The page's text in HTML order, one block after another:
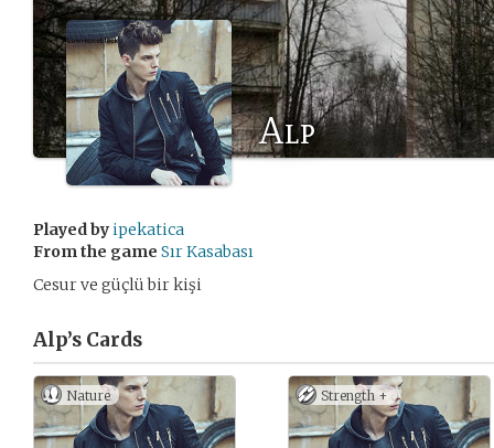
Alp
Played byipekatica
From the game Sır Kasabası
Cesur ve güçlü bir kişi
Alp’s Cards
Nature Strength +